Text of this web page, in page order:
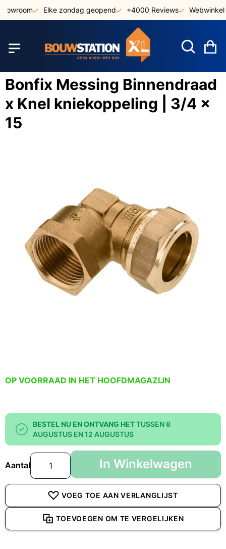
naar
Elke zondag geopend +4000 Reviews Webwinkel
Bonfix Messing Binnendraad
x Knel kniekoppeling | 3/4 x
15
OP VOORRAAD IN HET HOOFDMAGAZIJN
BESTEL NU EN ONTVANG HETTUSSEN 8
AUGUSTUS EN 12 AUGUSTUS
Aantal In Winkelwagen
VOEG TOE AAN VERLANGLIJST
TOEVOEGEN OM TE VERGELIJKEN